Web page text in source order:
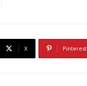
X Pinterest